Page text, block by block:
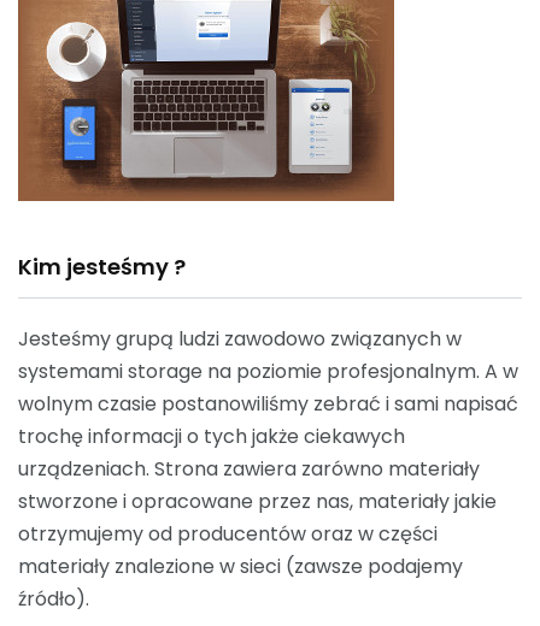
Kim jesteśmy ?
Jesteśmy grupą ludzi zawodowo związanych w
systemami storage na poziomie profesjonalnym. A w
wolnym czasie postanowiliśmy zebrać i sami napisać
trochę informacji o tych jakże ciekawych
urządzeniach. Strona zawiera zarówno materiały
stworzone i opracowane przez nas, materiały jakie
otrzymujemy od producentów oraz w części
materiały znalezione w sieci (zawsze podajemy
źródło).